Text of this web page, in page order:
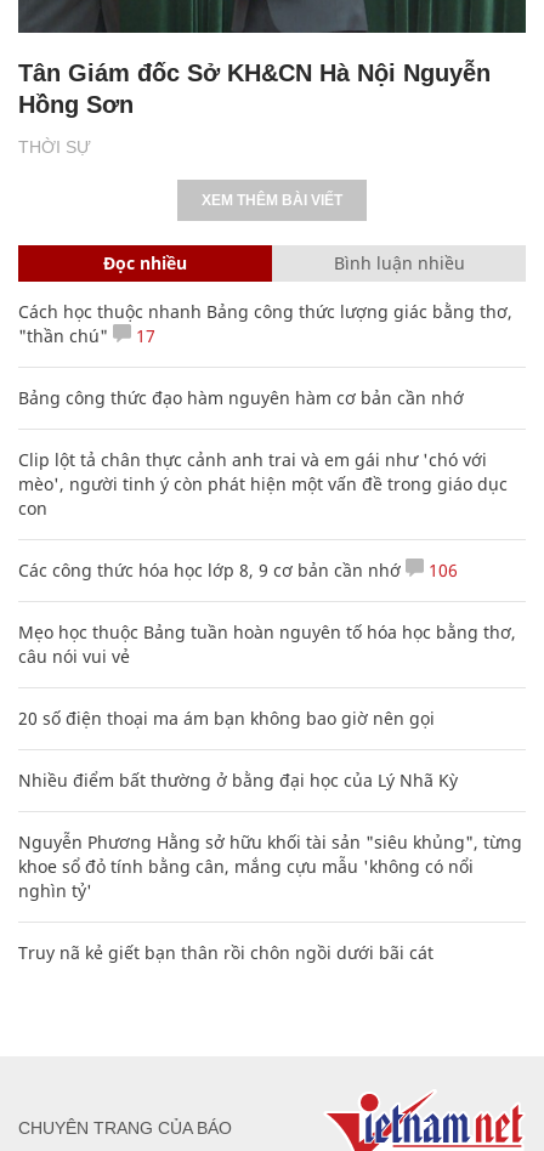
THỜI SỰ
Tân Giám đốc Sở KH&CN Hà Nội Nguyễn
Hồng Sơn
XEM THÊM BÀI VIẾT
Đọc nhiều Bình luận nhiều
Cách học thuộc nhanh Bảng công thức lượng giác bằng thơ,
"thần chú"
17
Bảng công thức đạo hàm nguyên hàm cơ bản cần nhớ
Clip lột tả chân thực cảnh anh trai và em gái như 'chó với
mèo', người tinh ý còn phát hiện một vấn đề trong giáo dục
con
Các công thức hóa học lớp 8, 9 cơ bản cần nhớ 106
Mẹo học thuộc Bảng tuần hoàn nguyên tố hóa học bằng thơ,
câu nói vui vẻ
20 số điện thoại ma ám bạn không bao giờ nên gọi
Nhiều điểm bất thường ở bằng đại học của Lý Nhã Kỳ
Nguyễn Phương Hằng sở hữu khối tài sản "siêu khủng", từng
khoe sổ đỏ tính bằng cân, mắng cựu mẫu 'không có nổi
nghìn tỷ'
Truy nã kẻ giết bạn thân rồi chôn ngồi dưới bãi cát
CHUYÊN TRANG CỦA BÁO